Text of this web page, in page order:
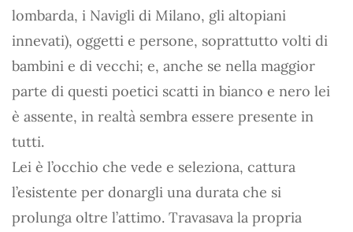
lombarda, i Navigli di Milano, gli altopiani
innevati), oggetti e persone, soprattutto volti di
bambini e di vecchi; e, anche se nella maggior
parte di questi poetici scatti in bianco e nero lei
è assente, in realtà sembra essere presente in
tutti.
Lei è l’occhio che vede e seleziona, cattura
l’esistente per donargli una durata che si
prolunga oltre l’attimo. Travasava la propria